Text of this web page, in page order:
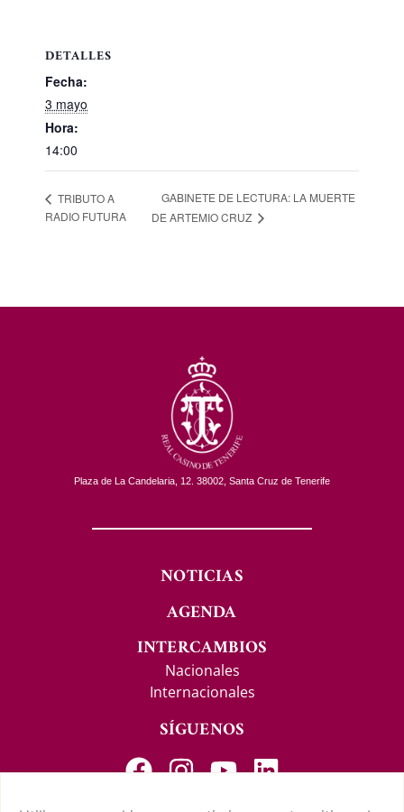
DETALLES
Fecha:
3 mayo
Hora:
14:00
TRIBUTO A
RADIO FUTURA
GABINETE DE LECTURA: LA MUERTE
DE ARTEMIO CRUZ
Plaza de La Candelaria, 12. 38002, Santa Cruz de Tenerife
NOTICIAS
AGENDA
INTERCAMBIOS
Nacionales
Internacionales
SÍGUENOS